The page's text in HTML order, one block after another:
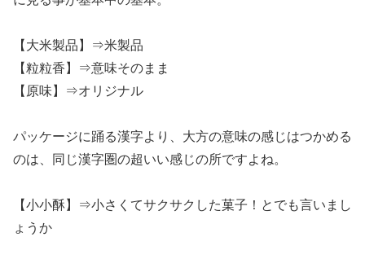
【大米製品】⇒米製品
【粒粒香】⇒意味そのまま
【原味】⇒オリジナル
パッケージに踊る漢字より、大方の意味の感じはつかめる
のは、同じ漢字圏の超いい感じの所ですよね。
【小小酥】⇒小さくてサクサクした菓子！とでも言いまし
ょうか